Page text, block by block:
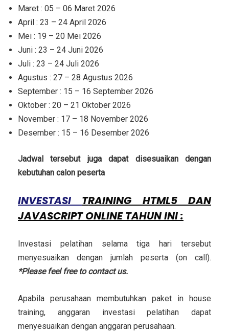
Maret : 05 – 06 Maret 2026
April : 23 – 24 April 2026
Mei : 19 – 20 Mei 2026
Juni : 23 – 24 Juni 2026
Juli : 23 – 24 Juli 2026
Agustus : 27 – 28 Agustus 2026
September : 15 – 16 September 2026
Oktober : 20 – 21 Oktober 2026
November : 17 – 18 November 2026
Desember : 15 – 16 Desember 2026
Jadwal tersebut juga dapat disesuaikan dengan
kebutuhan calon peserta
INVESTASI TRAINING HTML5 DAN
JAVASCRIPT ONLINETAHUN INI :
Investasi pelatihan selama tiga hari tersebut
menyesuaikan dengan jumlah peserta (on call).
*Please feel free to contact us.
Apabila perusahaan membutuhkan paket in house
training, anggaran investasi pelatihan dapat
menyesuaikan dengan anggaran perusahaan.